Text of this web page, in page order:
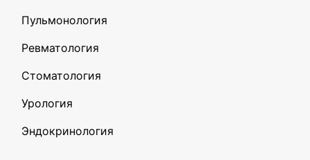
Пульмонология
Ревматология
Стоматология
Урология
Эндокринология